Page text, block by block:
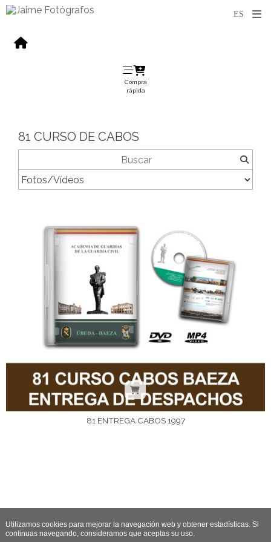
Compra
rápida
81 CURSO DE CABOS
81 ENTREGA CABOS 1997
Utilizamos cookies para mejorar la navegación web y obtener estadísticas. Si
continuas navegando, consideramos que aceptas su uso.